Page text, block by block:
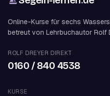
Online-Kurse für sechs
betreut von Lehrbuchautor Rolf
ROLF DREYER DIREKT
0160 / 840 4538
KURSE